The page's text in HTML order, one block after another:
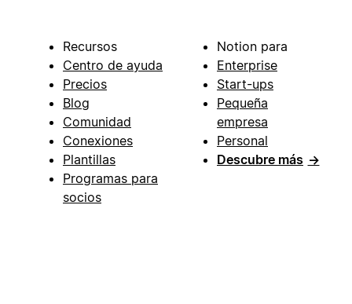
Recursos
Centro de ayuda
Precios
Blog
Comunidad
Conexiones
Plantillas
Programas para
socios
Notion para
Enterprise
Start-ups
Pequeña
empresa
Personal
Descubre más →